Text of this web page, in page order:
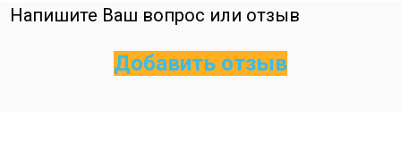
Напишите Ваш вопрос или отзыв
Добавить отзыв